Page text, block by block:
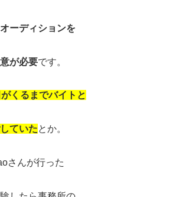
ーディションを
が必要です。
くるまでバイトと
ていたとか。
さんが行った